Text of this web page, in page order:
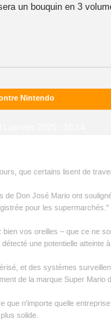
un bouquin en 3
Nintendo
que certains lisent de
de Don José Mario ont
pour les supermarchés."
bien vos oreilles – que ce ne
une potentielle atteinte
et des systèmes
de la marque Super Mario
que n'importe quelle
solide.